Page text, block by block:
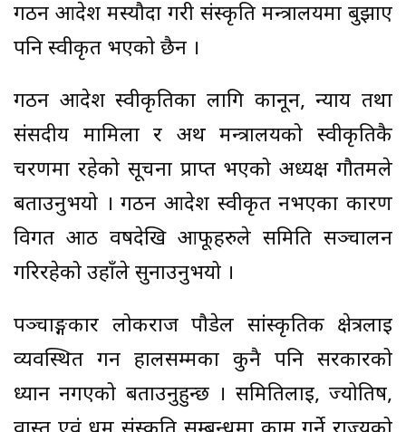
गठन आदेश मस्यौदा गरी संस्कृति मन्त्रालयमा बुझाए
पनि स्वीकृत भएको छैन ।
गठन आदेश स्वीकृतिका लागि कानून, न्याय तथा
संसदीय मामिला र अर्थ मन्त्रालयको स्वीकृतिकै
चरणमा रहेको सूचना प्राप्त भएको अध्यक्ष गौतमले
बताउनुभयो । गठन आदेश स्वीकृत नभएका कारण
विगत आठ वर्षदेखि आफूहरुले समिति सञ्चालन
गरिरहेको उहाँले सुनाउनुभयो ।
पञ्चाङ्गकार लोकराज पौडेल सांस्कृतिक क्षेत्रलाई
व्यवस्थित गर्न हालसम्मका कुनै पनि सरकारको
ध्यान नगएको बताउनुहुन्छ । समितिलाई, ज्योतिष,